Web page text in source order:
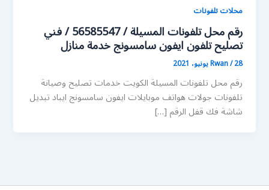
محلات تلفونات
رقم محل تلفونات المسيلة / 56585547 / فني
تصليح تلفون ايفون سامسونج خدمة منازل
Rwan/28 يونيو، 2021
رقم محل تلفونات المسيلة الكويت خدمات تصليح وصيانة
تلفونات جولات هواتف موبايلات ايفون سامسونج ايباد تبديل
شاشة فك قفل الرقم […]